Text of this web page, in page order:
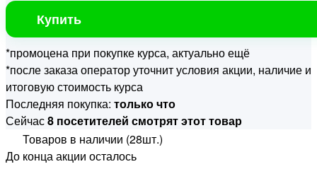
Купить
*промоцена при покупке курса, актуально ещё
*после заказа оператор уточнит условия акции, наличие и
итоговую стоимость курса
Последняя покупка: только что
Сейчас8 посетителей смотрят этот товар
Товаров в наличии (28шт.)
До конца акции осталось